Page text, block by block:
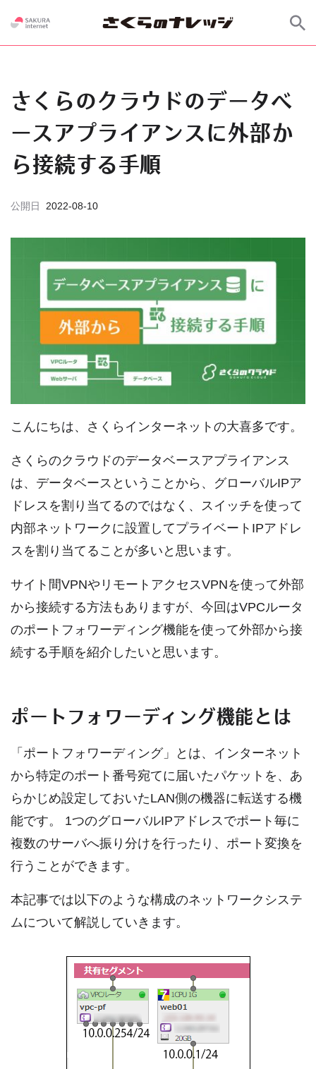
さくらのクラウドのデータベ
ースアプライアンスに外部か
ら接続する手順
公開日 2022-08-10
こんにちは、さくらインターネットの大喜多です。
さくらのクラウドのデータベースアプライアンス
は、データベースということから、グローバルIPア
ドレスを割り当てるのではなく、スイッチを使って
内部ネットワークに設置してプライベートIPアドレ
スを割り当てることが多いと思います。
サイト間VPNやリモートアクセスVPNを使って外部
から接続する方法もありますが、今回はVPCルータ
のポートフォワーディング機能を使って外部から接
続する手順を紹介したいと思います。
ポートフォワーディング機能とは
「ポートフォワーディング」とは、インターネット
から特定のポート番号宛てに届いたパケットを、あ
らかじめ設定しておいたLAN側の機器に転送する機
能です。 1つのグローバルIPアドレスでポート毎に
複数のサーバへ振り分けを行ったり、ポート変換を
行うことができます。
本記事では以下のような構成のネットワークシステ
ムについて解説していきます。